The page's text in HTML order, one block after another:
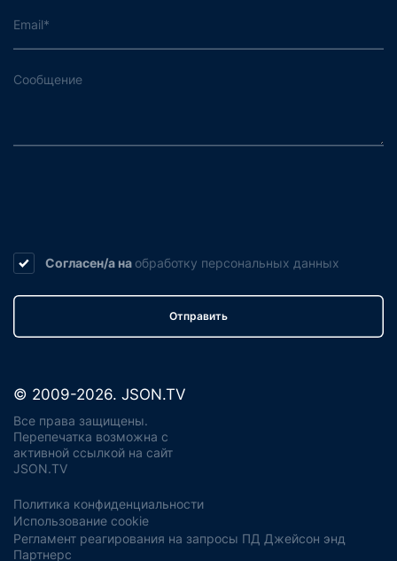
Согласен/а на обработку персональных данных
Отправить
© 2009-2026. JSON.TV
Все права защищены.
Перепечатка возможна с
активной ссылкой на сайт
JSON.TV
Политика конфиденциальности
Использование cookie
Регламент реагирования на запросы ПД Джейсон энд
Партнерс